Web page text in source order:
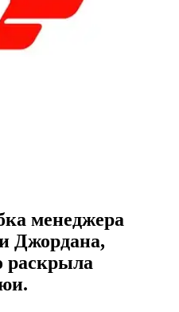
менеджера
Джордана,
раскрыла